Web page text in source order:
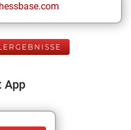
App